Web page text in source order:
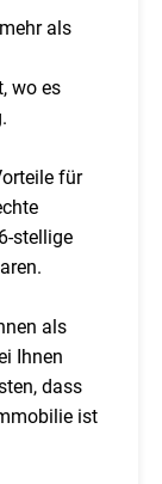
als
wo es
für
stellige
als
Ihnen
dass
ist